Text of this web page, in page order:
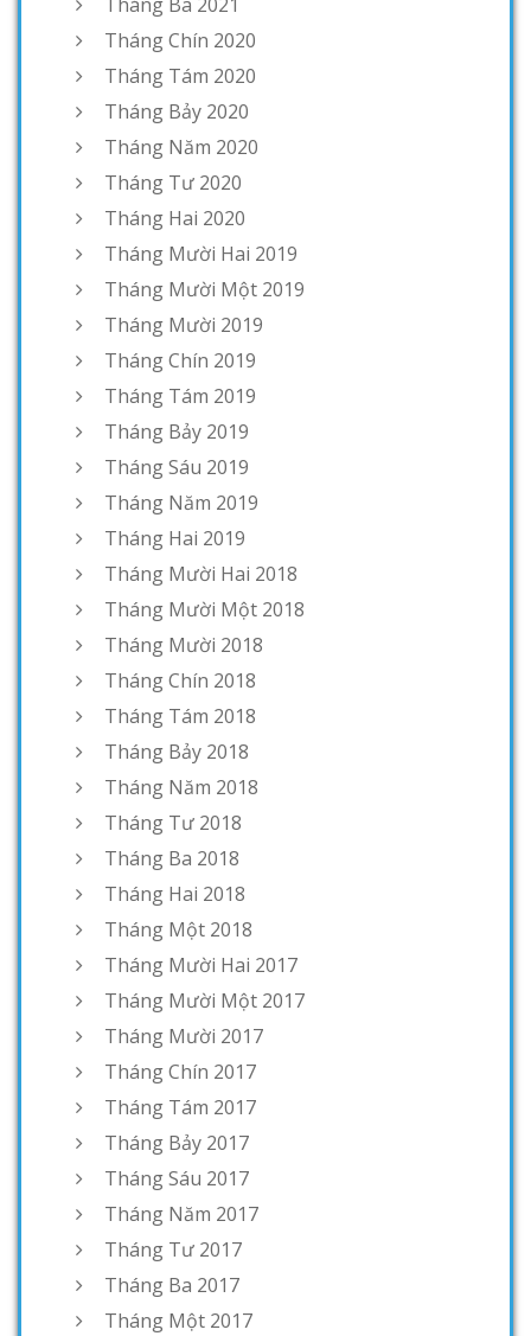
Tháng Chín 2020
Tháng Tám 2020
Tháng Bảy 2020
Tháng Năm 2020
Tháng Tư 2020
Tháng Hai 2020
Tháng Mười Hai 2019
Tháng Mười Một 2019
Tháng Mười 2019
Tháng Chín 2019
Tháng Tám 2019
Tháng Bảy 2019
Tháng Sáu 2019
Tháng Năm 2019
Tháng Hai 2019
Tháng Mười Hai 2018
Tháng Mười Một 2018
Tháng Mười 2018
Tháng Chín 2018
Tháng Tám 2018
Tháng Bảy 2018
Tháng Năm 2018
Tháng Tư 2018
Tháng Ba 2018
Tháng Hai 2018
Tháng Một 2018
Tháng Mười Hai 2017
Tháng Mười Một 2017
Tháng Mười 2017
Tháng Chín 2017
Tháng Tám 2017
Tháng Bảy 2017
Tháng Sáu 2017
Tháng Năm 2017
Tháng Tư 2017
Tháng Ba 2017
Tháng Một 2017